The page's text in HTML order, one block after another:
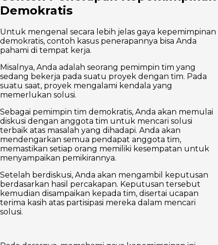
Demokratis
Untuk mengenal secara lebih jelas gaya kepemimpinan
demokratis, contoh kasus penerapannya bisa Anda
pahami di tempat kerja.
Misalnya, Anda adalah seorang pemimpin tim yang
sedang bekerja pada suatu proyek dengan tim. Pada
suatu saat, proyek mengalami kendala yang
memerlukan solusi.
Sebagai pemimpin tim demokratis, Anda akan memulai
diskusi dengan anggota tim untuk mencari solusi
terbaik atas masalah yang dihadapi. Anda akan
mendengarkan semua pendapat anggota tim,
memastikan setiap orang memiliki kesempatan untuk
menyampaikan pemikirannya.
Setelah berdiskusi, Anda akan mengambil keputusan
berdasarkan hasil percakapan. Keputusan tersebut
kemudian disampaikan kepada tim, disertai ucapan
terima kasih atas partisipasi mereka dalam mencari
solusi.